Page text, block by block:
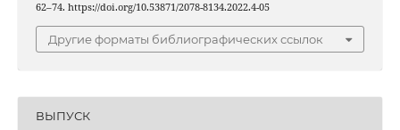
62–74. https://doi.org/10.53871/2078-8134.2022.4-05
Другие форматы библиографических ссылок
ВЫПУСК